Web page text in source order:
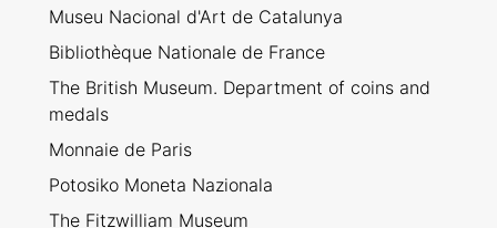
Museu Nacional d'Art de Catalunya
Bibliothèque Nationale de France
The British Museum. Department of coins and
medals
Monnaie de Paris
Potosiko Moneta Nazionala
The Fitzwilliam Museum